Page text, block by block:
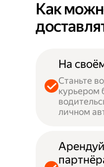
Как
На
Станьте
курьером
личном